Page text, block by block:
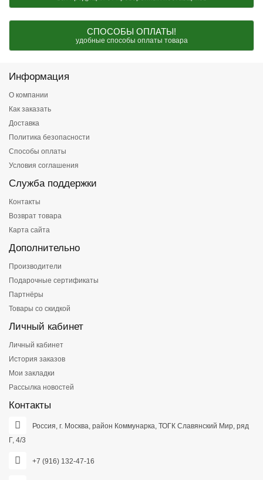
СПОСОБЫ ОПЛАТЫ!
удобные способы оплаты товара
Информация
О компании
Как заказать
Доставка
Политика безопасности
Способы оплаты
Условия соглашения
Служба поддержки
Контакты
Возврат товара
Карта сайта
Дополнительно
Производители
Подарочные сертификаты
Партнёры
Товары со скидкой
Личный кабинет
Личный кабинет
История заказов
Мои закладки
Рассылка новостей
Контакты
Россия, г. Москва, район Коммунарка, ТОГК Славянский Мир, ряд
Г, 4/3
+7 (916) 132-47-16